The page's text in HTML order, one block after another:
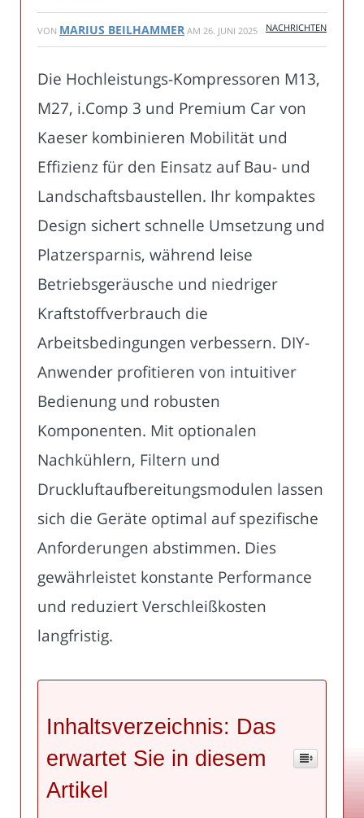
VON MARIUS BEILHAMMER AM 26. JUNI 2025 NACHRICHTEN
Die Hochleistungs-Kompressoren M13,
M27, i.Comp 3 und Premium Car von
Kaeser kombinieren Mobilität und
Effizienz für den Einsatz auf Bau- und
Landschaftsbaustellen. Ihr kompaktes
Design sichert schnelle Umsetzung und
Platzersparnis, während leise
Betriebsgeräusche und niedriger
Kraftstoffverbrauch die
Arbeitsbedingungen verbessern. DIY-
Anwender profitieren von intuitiver
Bedienung und robusten
Komponenten. Mit optionalen
Nachkühlern, Filtern und
Druckluftaufbereitungsmodulen lassen
sich die Geräte optimal auf spezifische
Anforderungen abstimmen. Dies
gewährleistet konstante Performance
und reduziert Verschleißkosten
langfristig.
Inhaltsverzeichnis: Das
erwartet Sie in diesem
Artikel